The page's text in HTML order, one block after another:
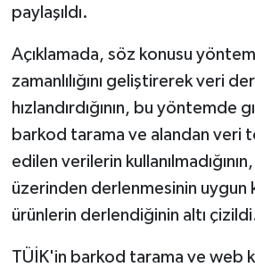
paylaşıldı.
Açıklamada, söz konusu
zamanlılığını geliştirerek veri
hızlandırdığının, bu yöntemde
barkod tarama ve alandan veri
edilen verilerin
üzerinden derlenmesinin uygun
ürünlerin derlendiğinin altı
TÜİK'in barkod tarama ve web